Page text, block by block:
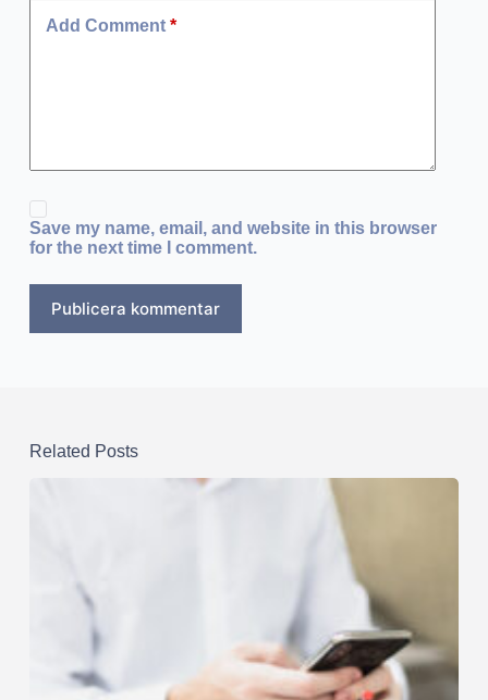
Add Comment*
Save my name, email, and website in this browser
for the next time I comment.
Publicera kommentar
Related Posts